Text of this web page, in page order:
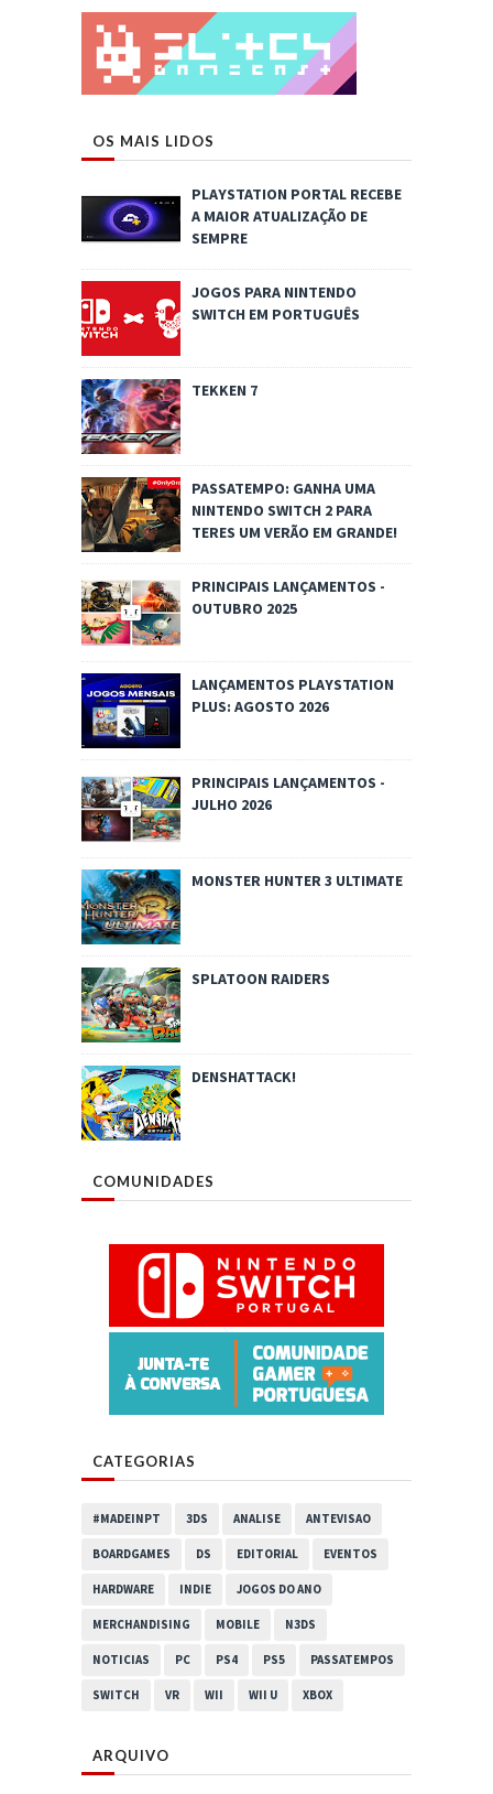
OS MAIS LIDOS
PLAYSTATION PORTAL RECEBE
A MAIOR ATUALIZAÇÃO DE
SEMPRE
JOGOS PARA NINTENDO
SWITCH EM PORTUGUÊS
TEKKEN 7
PASSATEMPO: GANHA UMA
NINTENDO SWITCH 2 PARA
TERES UM VERÃO EM GRANDE!
PRINCIPAIS LANÇAMENTOS -
OUTUBRO 2025
LANÇAMENTOS PLAYSTATION
PLUS: AGOSTO 2026
PRINCIPAIS LANÇAMENTOS -
JULHO 2026
MONSTER HUNTER 3 ULTIMATE
SPLATOON RAIDERS
DENSHATTACK!
COMUNIDADES
CATEGORIAS
#MADEINPT 3DS ANALISE ANTEVISAO
BOARDGAMES DS EDITORIAL EVENTOS
HARDWARE INDIE JOGOS DO ANO
MERCHANDISING MOBILE N3DS
NOTICIAS PC PS4 PS5 PASSATEMPOS
SWITCH VR WII WII U XBOX
ARQUIVO